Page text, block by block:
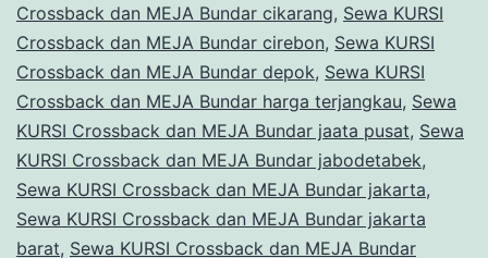
Crossback dan MEJA Bundar cikarang, Sewa KURSI
Crossback dan MEJA Bundar cirebon, Sewa KURSI
Crossback dan MEJA Bundar depok, Sewa KURSI
Crossback dan MEJA Bundar harga terjangkau, Sewa
KURSI Crossback dan MEJA Bundar jaata pusat, Sewa
KURSI Crossback dan MEJA Bundar jabodetabek,
Sewa KURSI Crossback dan MEJA Bundar jakarta,
Sewa KURSI Crossback dan MEJA Bundar jakarta
barat, Sewa KURSI Crossback dan MEJA Bundar